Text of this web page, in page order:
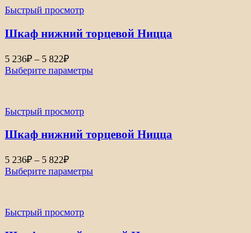
Быстрый просмотр
Шкаф нижний торцевой Ницца
5 236₽ – 5 822₽
Выберите параметры
Быстрый просмотр
Шкаф нижний торцевой Ницца
5 236₽ – 5 822₽
Выберите параметры
Быстрый просмотр